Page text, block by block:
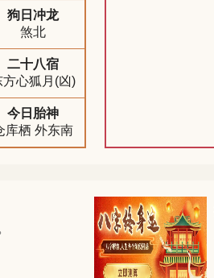
狗日冲龙
煞北
二十八宿
方心狐月(凶)
今日胎神
库栖 外东南